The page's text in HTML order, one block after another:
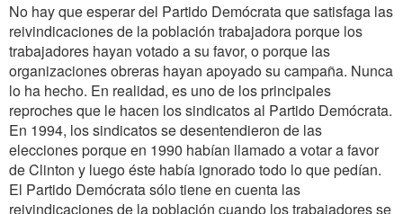
No hay que esperar del Partido Demócrata que satisfaga las
reivindicaciones de la población trabajadora porque los
trabajadores hayan votado a su favor, o porque las
organizaciones obreras hayan apoyado su campaña. Nunca
lo ha hecho. En realidad, es uno de los principales
reproches que le hacen los sindicatos al Partido Demócrata.
En 1994, los sindicatos se desentendieron de las
elecciones porque en 1990 habían llamado a votar a favor
de Clinton y luego éste había ignorado todo lo que pedían.
El Partido Demócrata sólo tiene en cuenta las
reivindicaciones de la población cuando los trabajadores se